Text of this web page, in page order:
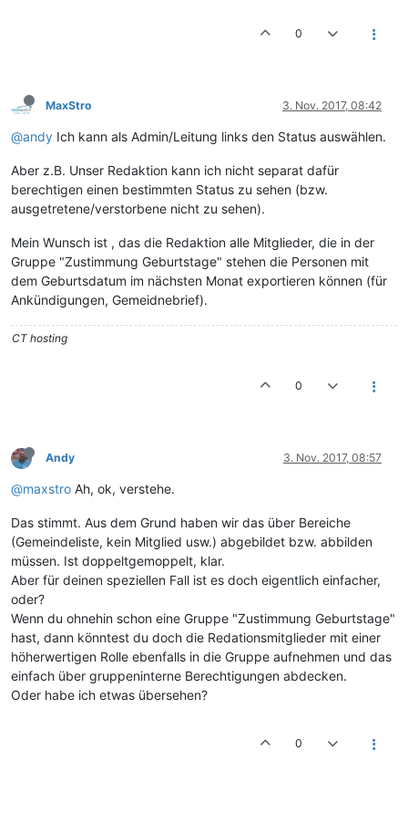
0
MaxStro 3. Nov. 2017, 08:42
@andy Ich kann als Admin/Leitung links den Status auswählen.
Aber z.B. Unser Redaktion kann ich nicht separat dafür
berechtigen einen bestimmten Status zu sehen (bzw.
ausgetretene/verstorbene nicht zu sehen).
Mein Wunsch ist , das die Redaktion alle Mitglieder, die in der
Gruppe "Zustimmung Geburtstage" stehen die Personen mit
dem Geburtsdatum im nächsten Monat exportieren können (für
Ankündigungen, Gemeidnebrief).
CT hosting
0
Andy 3. Nov. 2017, 08:57
@maxstro Ah, ok, verstehe.
Das stimmt. Aus dem Grund haben wir das über Bereiche
(Gemeindeliste, kein Mitglied usw.) abgebildet bzw. abbilden
müssen. Ist doppeltgemoppelt, klar.
Aber für deinen speziellen Fall ist es doch eigentlich einfacher,
oder?
Wenn du ohnehin schon eine Gruppe "Zustimmung Geburtstage"
hast, dann könntest du doch die Redationsmitglieder mit einer
höherwertigen Rolle ebenfalls in die Gruppe aufnehmen und das
einfach über gruppeninterne Berechtigungen abdecken.
Oder habe ich etwas übersehen?
0